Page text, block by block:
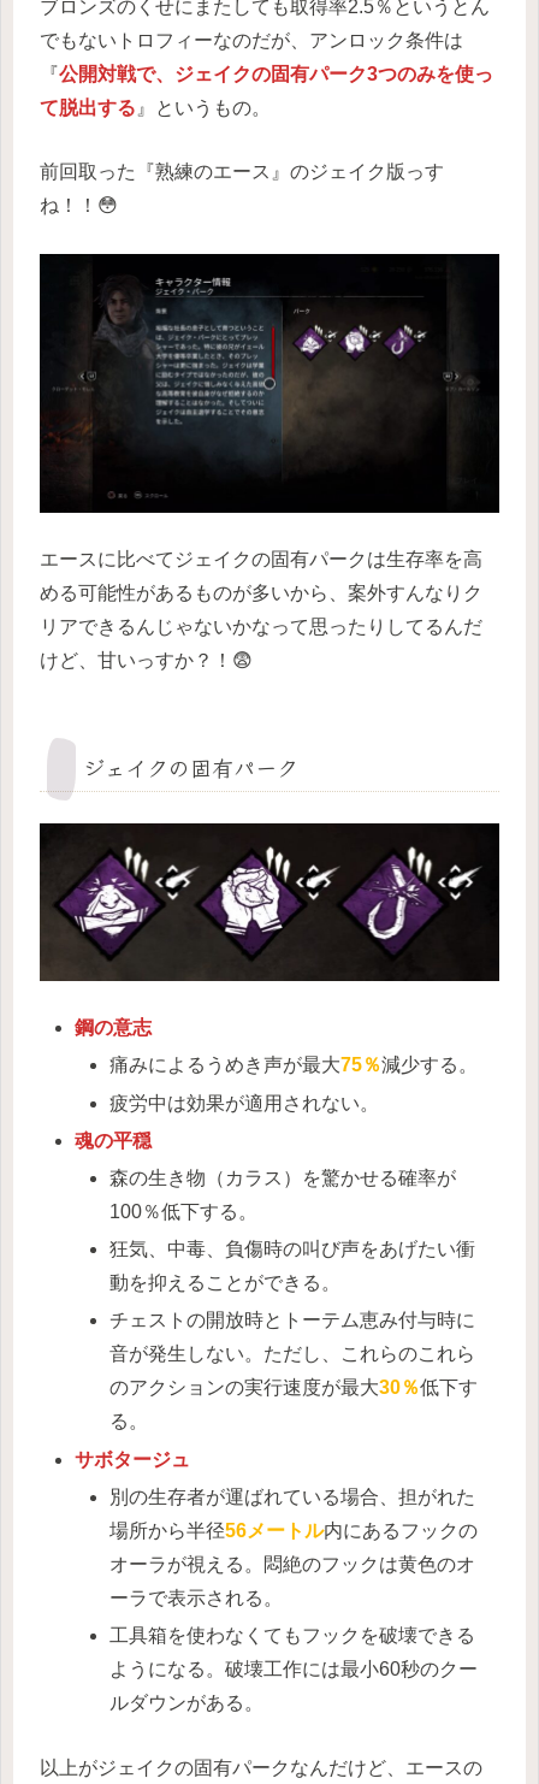
ブロンズのくせにまたしても取得率2.5％というとん
でもないトロフィーなのだが、アンロック条件は
『公開対戦で、ジェイクの固有パーク3つのみを使っ
て脱出する 』というもの。
前回取った『熟練のエース』のジェイク版っす
ね！！😳
エースに比べてジェイクの固有パークは生存率を高
める可能性があるものが多いから、案外すんなりク
リアできるんじゃないかなって思ったりしてるんだ
けど、甘いっすか？！😨
ジェイクの固有パーク
鋼の意志
痛みによるうめき声が最大75％減少する。
疲労中は効果が適用されない。
魂の平穏
森の生き物（カラス）を驚かせる確率が
100％低下する。
狂気、中毒、負傷時の叫び声をあげたい衝
動を抑えることができる。
チェストの開放時とトーテム恵み付与時に
音が発生しない。ただし、これらのこれら
のアクションの実行速度が最大30％低下す
る。
サボタージュ
別の生存者が運ばれている場合、担がれた
場所から半径56メートル内にあるフックの
オーラが視える。悶絶のフックは黄色のオ
ーラで表示される。
工具箱を使わなくてもフックを破壊できる
ようになる。破壊工作には最小60秒のクー
ルダウンがある。
以上がジェイクの固有パークなんだけど、エースの